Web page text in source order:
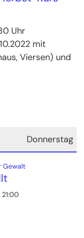
Uhr
mit
Viersen) und
Donnerstag
Gewalt